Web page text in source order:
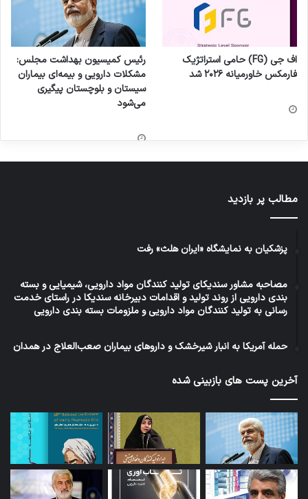
اف جی (FG) حامی استراتژیک
فارمکس خاورمیانه ۲۰۲۶ شد
رئیس کمیسیون بهداشت مجلس:
مشکلات دارویی و بیمه‌ای بیماران
سیستان و بلوچستان پیگیری
می‌شود
مطالب پر بازدید
پزشکیان به نمایشگاه «ایران هلث» رفت
مصاحبه مشاور سندیکای تولید کنندگان مواد دارویی، شیمیایی و بسته
بندی دارویی از روند تولید و اقدامات دبیرخانه سندیکا در راستای خدمت
رسانی به تولید کنندگان مواد دارویی و ملزومات بسته بندی دارویی
حمله آمریکا به انبار شیرخشک و داروهای بیماران صعب‌العلاج در همدان
آخرین پست های بازبینی شده